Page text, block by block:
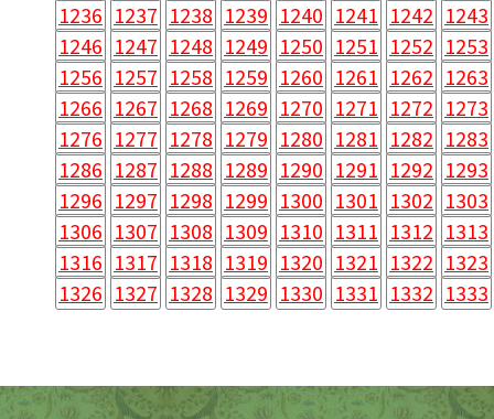
1236 1237 1238 1239 1240 1241 1242 1243
1246 1247 1248 1249 1250 1251 1252 1253
1256 1257 1258 1259 1260 1261 1262 1263
1266 1267 1268 1269 1270 1271 1272 1273
1276 1277 1278 1279 1280 1281 1282 1283
1286 1287 1288 1289 1290 1291 1292 1293
1296 1297 1298 1299 1300 1301 1302 1303
1306 1307 1308 1309 1310 1311 1312 1313
1316 1317 1318 1319 1320 1321 1322 1323
1326 1327 1328 1329 1330 1331 1332 1333